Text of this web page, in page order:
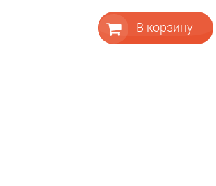
В корзину